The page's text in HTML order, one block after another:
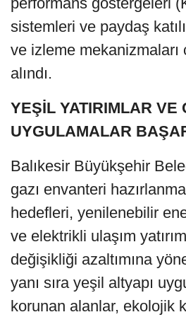
sistemleri ve paydaş
ve izleme
alındı.
YEŞİL YATIRIMLAR VE
UYGULAMALAR
Balıkesir Büyükşehir
gazı envanteri
hedefleri, yenilenebilir
ve elektrikli ulaşım
değişikliği azaltımına
yanı sıra yeşil altyapı
korunan alanlar, ekolojik